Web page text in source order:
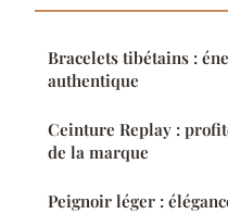
Bracelets tibétains :
authentique
Ceinture Replay :
de la marque
Peignoir léger :